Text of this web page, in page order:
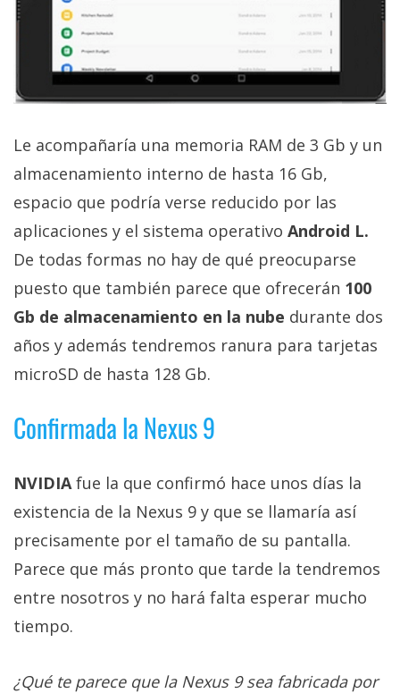
El medio de
comunicación
digital donde
encontrarás
todas las
noticias sobre
ordenadores,
informática,
videojuegos,
comparativas,
trucos y
El Grupo
Informático
(CC) 2006-
derechos
reservados
Le acompañaría una memoria RAM de 3 Gb y un
almacenamiento interno de hasta 16 Gb,
espacio que podría verse reducido por las
aplicaciones y el sistema operativo Android L.
De todas formas no hay de qué preocuparse
puesto que también parece que ofrecerán 100
Gb de almacenamiento en la nube durante dos
años y además tendremos ranura para tarjetas
microSD de hasta 128 Gb.
Confirmada la Nexus 9
NVIDIAfue la que confirmó hace unos días la
existencia de la Nexus 9 y que se llamaría así
precisamente por el tamaño de su pantalla.
Parece que más pronto que tarde la tendremos
entre nosotros y no hará falta esperar mucho
tiempo.
¿Qué te parece que la Nexus 9 sea fabricada por